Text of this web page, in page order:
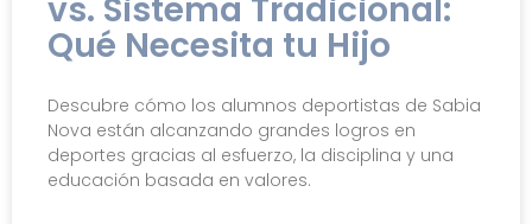
vs. Sistema Tradicional:
Qué Necesita tu Hijo
Descubre cómo los alumnos deportistas de Sabia
Nova están alcanzando grandes logros en
deportes gracias al esfuerzo, la disciplina y una
educación basada en valores.